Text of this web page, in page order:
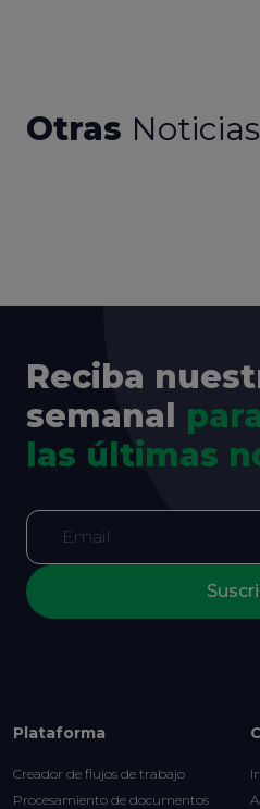
Otras Noticias
Reciba
semanal
las últimas
Plataforma
Creador de flujos de trabajo
Procesamiento de documentos